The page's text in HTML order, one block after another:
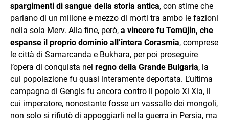
spargimenti di sangue della storia antica, con stime che
parlano di un milione e mezzo di morti tra ambo le fazioni
nella sola Merv. Alla fine, però, a vincere fu Temüjin, che
espanse il proprio dominio all’intera Corasmia, comprese
le città di Samarcanda e Bukhara, per poi proseguire
l’opera di conquista nel regno della Grande Bulgaria, la
cui popolazione fu quasi interamente deportata. L’ultima
campagna di Gengis fu ancora contro il popolo Xi Xia, il
cui imperatore, nonostante fosse un vassallo dei mongoli,
non solo si rifiutò di appoggiarli nella guerra in Persia, ma